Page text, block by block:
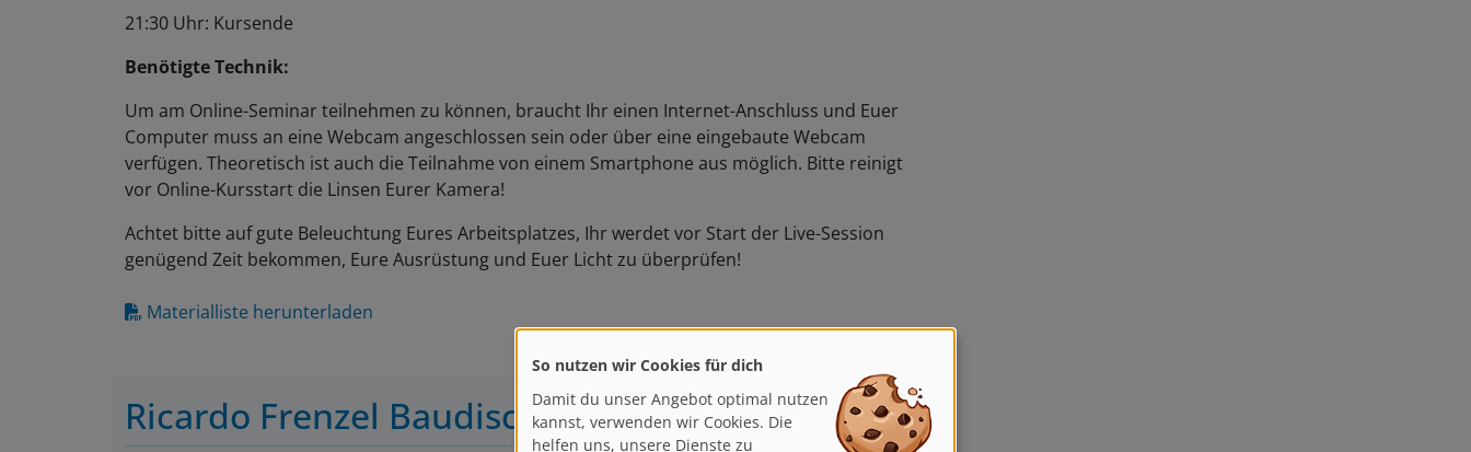
21:30 Uhr: Kursende
Benötigte Technik:
Um am Online-Seminar teilnehmen zu können, braucht Ihr einen Internet-Anschluss und Euer
Computer muss an eine Webcam angeschlossen sein oder über eine eingebaute Webcam
verfügen. Theoretisch ist auch die Teilnahme von einem Smartphone aus möglich. Bitte reinigt
vor Online-Kursstart die Linsen Eurer Kamera!
Achtet bitte auf gute Beleuchtung Eures Arbeitsplatzes, Ihr werdet vor Start der Live-Session
genügend Zeit bekommen, Eure Ausrüstung und Euer Licht zu überprüfen!
Materialliste herunterladen
Ricardo Frenzel Baudischkannst, verwenden wir Cookies. Die
helfen uns, unsere Dienste zu